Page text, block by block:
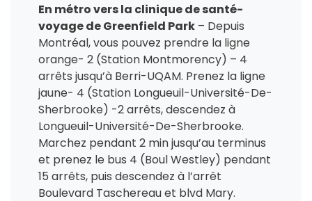
En métro vers la clinique de santé-
voyage de Greenfield Park – Depuis
Montréal, vous pouvez prendre la ligne
orange- 2 (Station Montmorency) – 4
arrêts jusqu’à Berri-UQAM. Prenez la ligne
jaune- 4 (Station Longueuil-Université-De-
Sherbrooke) -2 arrêts, descendez à
Longueuil-Université-De-Sherbrooke.
Marchez pendant 2 min jusqu’au terminus
et prenez le bus 4 (Boul Westley) pendant
15 arrêts, puis descendez à l’arrêt
Boulevard Taschereau et blvd Mary.